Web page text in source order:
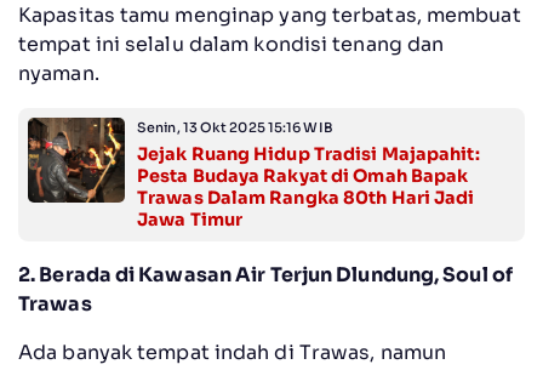
Kapasitas tamu menginap yang terbatas, membuat
tempat ini selalu dalam kondisi tenang dan
nyaman.
Senin, 13 Okt 2025 15:16 WIB
Jejak Ruang Hidup Tradisi Majapahit:
Pesta Budaya Rakyat di Omah Bapak
Trawas Dalam Rangka 80th Hari Jadi
Jawa Timur
2. Berada di Kawasan Air Terjun Dlundung, Soul of
Trawas
Ada banyak tempat indah di Trawas, namun